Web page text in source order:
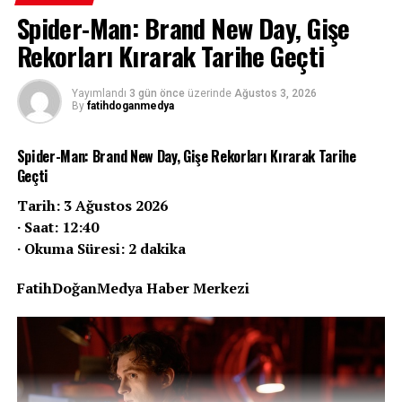
Enough” adlı şarkıda bir araya gelmişti. Çift, son olarak
2023’te “Single Soon” adlı parçada birlikte çalıştı.
Spider-Man: Brand New Day, Gişe
Rekorları Kırarak Tarihe Geçti
Yayımlandı 3 gün önce üzerinde Ağustos 3, 2026
By fatihdoganmedya
Spider-Man: Brand New Day, Gişe Rekorları Kırarak Tarihe
Geçti
Tarih: 3 Ağustos 2026
· Saat: 12:40
· Okuma Süresi: 2 dakika
FatihDoğanMedya Haber Merkezi